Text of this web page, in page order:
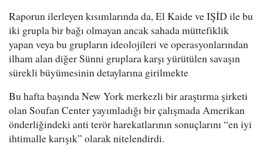
Raporun ilerleyen kısımlarında da, El Kaide ve IŞİD ile bu
iki grupla bir bağı olmayan ancak sahada müttefiklik
yapan veya bu grupların ideolojileri ve operasyonlarından
ilham alan diğer Sünni gruplara karşı yürütülen savaşın
sürekli büyümesinin detaylarına girilmekte
Bu hafta başında New York merkezli bir araştırma şirketi
olan Soufan Center yayımladığı bir çalışmada Amerikan
önderliğindeki anti terör harekatlarının sonuçlarını “en iyi
ihtimalle karışık” olarak nitelendirdi.